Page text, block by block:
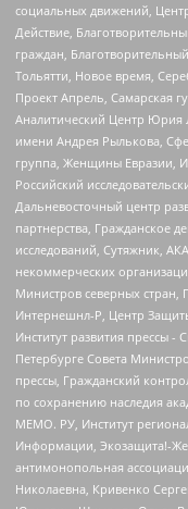
социальных движений,
Действие,
граждан,
Тольятти, Новое время,
Проект Апрель, Самарская
Аналитический Центр Юрия
имени Андрея Рылькова,
группа, Женщины Евразии,
Российский
Дальневосточный центр
партнерства, Гражданское
исследований, Сутяжник,
некоммерческих
Министров северных стран,
Интернешнл-Р, Центр
Институт развития прессы -
Петербурге Совета
прессы, Гражданский
по сохранению наследия
МЕМО. РУ, Институт
Информации, Экозащита!-
антимонопольная
Николаевна, Кривенко